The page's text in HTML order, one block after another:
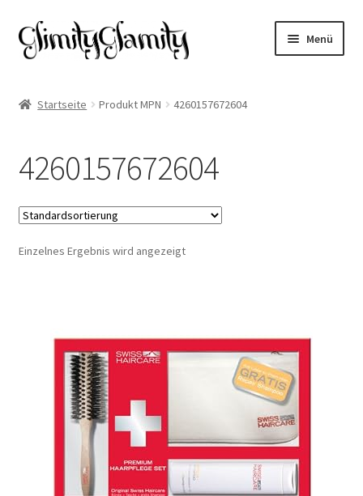
Zur
Navigation
Zum
Inhalt
Menü
Datenschutz
Impressum
Kasse
Warenkorb
Startseite Produkt MPN 4260157672604
4260157672604
Einzelnes Ergebnis wird angezeigt